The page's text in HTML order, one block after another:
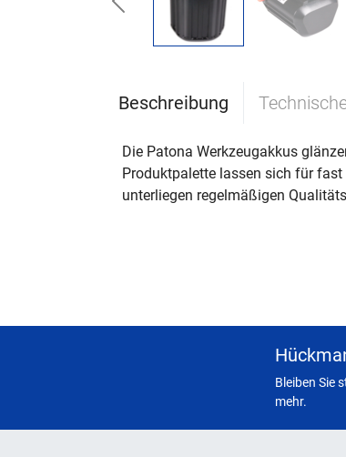
Previous
Beschreibung
Die Patona Werkzeugakkus
Produktpalette lassen sich für fast
unterliegen regelmäßigen
Bleiben Sie
mehr.